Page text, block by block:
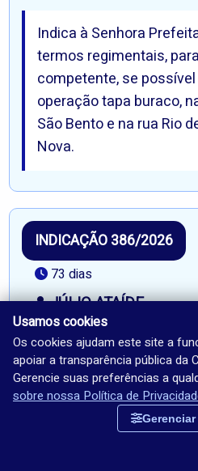
Indica à Senhora
termos regimentais,
competente, se
operação tapa buraco,
São Bento e na rua Rio
Nova.
INDICAÇÃO 386/2026
73 dias
JÚLIO ATAÍDE
SUGESTÃO AOS
MEDIDAS DE INTERESSE
Encaminhado
Indica à Senhora
termos regimentais,
competente, se
Usamos cookies
Os cookies ajudam este site a
apoiar a transparência pública da
Gerencie suas preferências a
sobre nossa Política de
Gerenciar